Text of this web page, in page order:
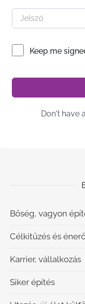
Keep me
Don't have
Bőség, vagyon
Célkitűzés és
Karrier, vállalkozás
Siker építés